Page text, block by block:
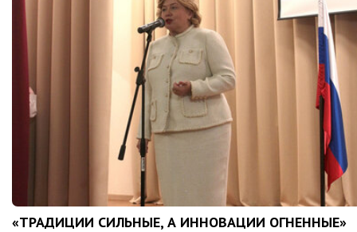
«ТРАДИЦИИ СИЛЬНЫЕ, А ИННОВАЦИИ ОГНЕННЫЕ»